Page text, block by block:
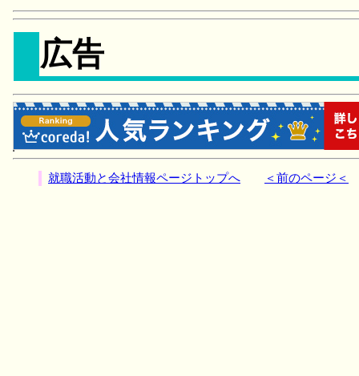
広告
就職活動と会社情報ページトップへ ＜前のページ＜